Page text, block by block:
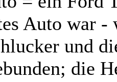
Auto war -
und
die